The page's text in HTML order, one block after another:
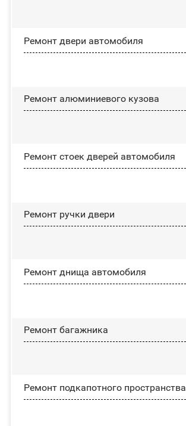
Ремонт двери автомобиля
Ремонт алюминиевого кузова
Ремонт стоек дверей автомобиля
Ремонт ручки двери
Ремонт днища автомобиля
Ремонт багажника
Ремонт подкапотного пространства